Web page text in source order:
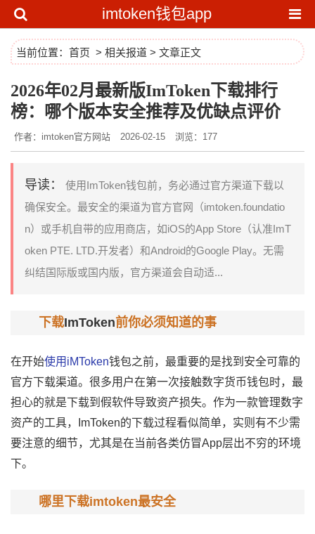
imtoken钱包app
当前位置： 首页 > 相关报道 > 文章正文
2026年02月最新版ImToken下载排行
榜：哪个版本安全推荐及优缺点评价
作者：imtoken官方网站 2026-02-15 浏览：177
导读：
使用ImToken钱包前，务必通过官方渠道下载以
确保安全。最安全的渠道为官方官网（imtoken.foundatio
n）或手机自带的应用商店，如iOS的App Store（认准ImT
oken PTE. LTD.开发者）和Android的Google Play。无需
纠结国际版或国内版，官方渠道会自动适...
下载ImToken前你必须知道的事
在开始使用 iMToken钱包之前，最重要的是找到安全可靠的
官方下载渠道。很多用户在第一次接触数字货币钱包时，最
担心的就是下载到假软件导致资产损失。作为一款管理数字
资产的工具，ImToken的下载过程看似简单，实则有不少需
要注意的细节，尤其是在当前各类仿冒App层出不穷的环境
下。
哪里下载imtoken最安全